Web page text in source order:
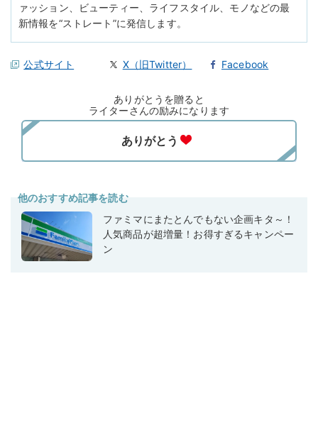
ァッション、ビューティー、ライフスタイル、モノなどの最
新情報を“ストレート”に発信します。
公式サイト X（旧Twitter） Facebook
ありがとうを贈ると
ライターさんの励みになります
他のおすすめ記事を読む
ファミマにまたとんでもない企画キタ～！
人気商品が超増量！お得すぎるキャンペー
ン